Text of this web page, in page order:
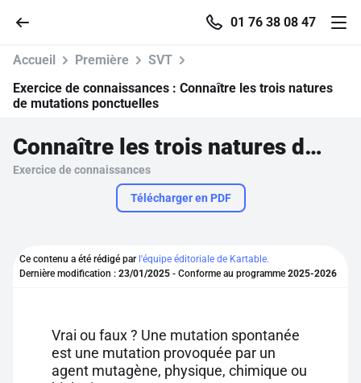
01 76 38 08 47
Parcourir
Se connecter
Pour profiter de 10 contenus offerts.
Accueil Première
SVT
Exercice de connaissances : Connaître les trois natures
de mutations ponctuelles
Connaître les trois natures de mutations ponctuelles
Exercice de connaissances
Télécharger en PDF
Ce contenu a été rédigé par l'équipe éditoriale de Kartable.
Dernière modification : 23/01/2025 - Conforme au programme 2025-2026
Vrai ou faux ? Une mutation spontanée
est une mutation provoquée par un
agent mutagène, physique, chimique ou